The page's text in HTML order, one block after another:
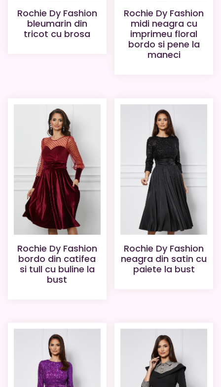
Rochie Dy Fashion
bleumarin din
tricot cu brosa
Rochie Dy Fashion
midi neagra cu
imprimeu floral
bordo si pene la
maneci
Rochie Dy Fashion
bordo din catifea
si tull cu buline la
bust
Rochie Dy Fashion
neagra din satin cu
paiete la bust